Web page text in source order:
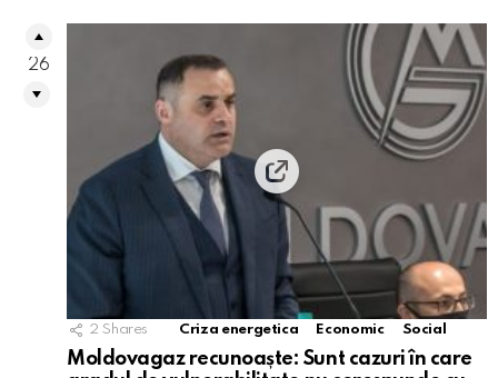
2 Shares Criza energetica Economic Social
Moldovagaz recunoaște: Sunt cazuri în care
26